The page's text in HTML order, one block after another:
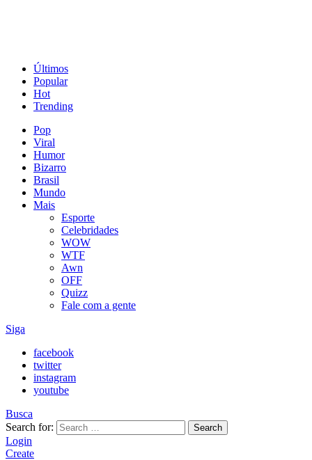
Últimos
Popular
Hot
Trending
Pop
Viral
Humor
Bizarro
Brasil
Mundo
Mais
Esporte
Celebridades
WOW
WTF
Awn
OFF
Quizz
Fale com a gente
Siga
facebook
twitter
instagram
youtube
Busca
Search for:
Search
Login
Create